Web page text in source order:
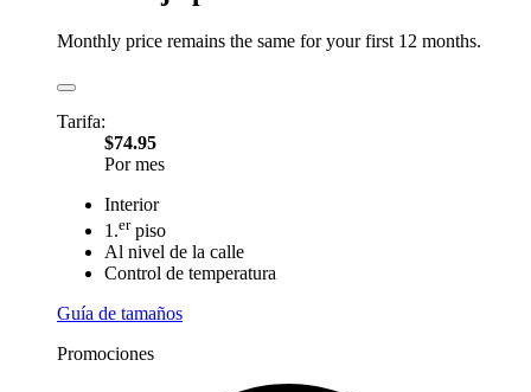
Monthly price remains the same for your first 12 months.
Tarifa:
$74.95
Por mes
Interior
1.erpiso
Al nivel de la calle
Control de temperatura
Guía de tamaños
Promociones